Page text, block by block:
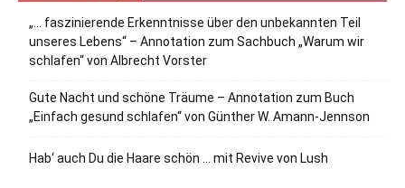
„… faszinierende Erkenntnisse über den unbekannten Teil
unseres Lebens“ – Annotation zum Sachbuch „Warum wir
schlafen“ von Albrecht Vorster
Gute Nacht und schöne Träume – Annotation zum Buch
„Einfach gesund schlafen“ von Günther W. Amann-Jennson
Hab‘ auch Du die Haare schön … mit Revive von Lush